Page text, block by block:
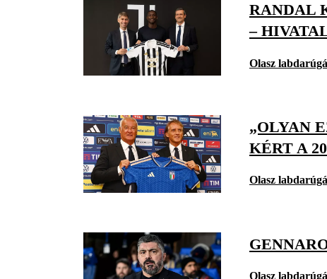
RANDAL
–
Olasz
„OLYAN
KÉRT A
Olasz
Olasz